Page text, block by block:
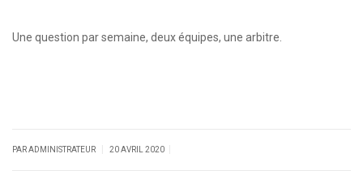
Une question par semaine, deux équipes, une arbitre.
PAR ADMINISTRATEUR 20 AVRIL 2020